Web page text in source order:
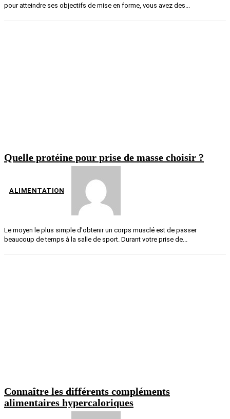
pour atteindre ses objectifs de mise en forme, vous avez des...
Quelle protéine pour prise de masse choisir ?
ALIMENTATION
Le moyen le plus simple d'obtenir un corps musclé est de passer
beaucoup de temps à la salle de sport. Durant votre prise de...
Connaître les différents compléments
alimentaires hypercaloriques